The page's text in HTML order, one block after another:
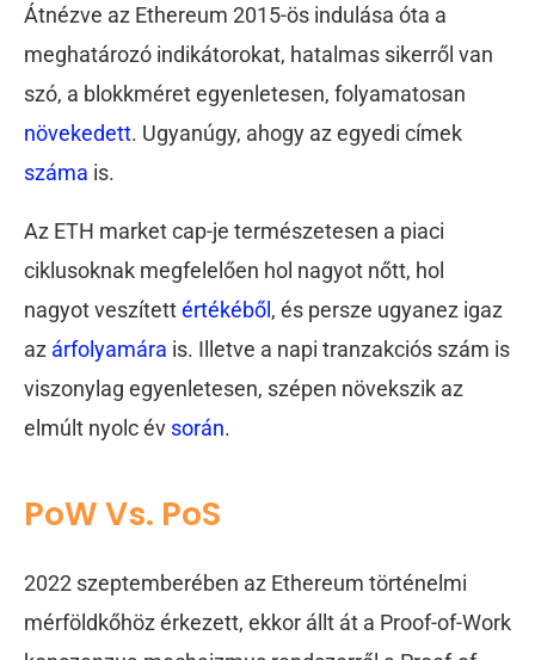
Átnézve az Ethereum 2015-ös indulása óta a
meghatározó indikátorokat, hatalmas sikerről van
szó, a blokkméret egyenletesen, folyamatosan
növekedett. Ugyanúgy, ahogy az egyedi címek
száma is.
Az ETH market cap-je természetesen a piaci
ciklusoknak megfelelően hol nagyot nőtt, hol
nagyot veszítettértékéből , és persze ugyanez igaz
az árfolyamára is. Illetve a napi tranzakciós szám is
viszonylag egyenletesen, szépen növekszik az
elmúlt nyolc év során.
PoW Vs. PoS
2022 szeptemberében az Ethereum történelmi
mérföldkőhöz érkezett, ekkor állt át a Proof-of-Work